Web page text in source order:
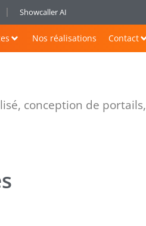
Showcaller AI
Nos réalisations Contact
conception de portails,